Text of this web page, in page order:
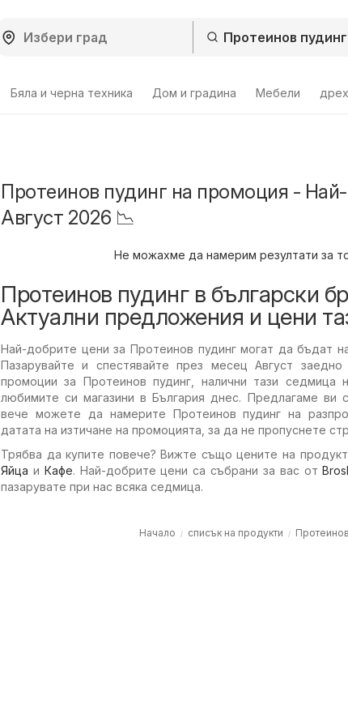
Бяла и черна техника Дом и градина Мебели
Протеинов пудинг на промоция -
Август 2026 📉
Не можахме да намерим резултати за
Протеинов пудинг в български
Актуални предложения и цени
Най-добрите цени за Протеинов пудинг могат да бъдат
Пазарувайте и спестявайте през месец Август
промоции за Протеинов пудинг, налични тази седмица
любимите си магазини в България днес. Предлагаме ви
вече можете да намерите Протеинов пудинг на
датата на изтичане на промоцията, за да не пропуснете
Трябва да купите повече? Вижте също цените на
Яйца и Кафе. Най-добрите цени са събрани за вас от
пазарувате при нас всяка седмица.
Начало списък на продукти